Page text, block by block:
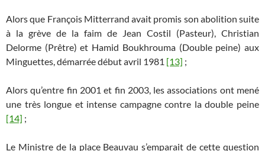
Alors que François Mitterrand avait promis son abolition suite
à la grève de la faim de Jean Costil (Pasteur), Christian
Delorme (Prêtre) et Hamid Boukhrouma (Double peine) aux
Minguettes, démarrée début avril 1981 [13] ;
Alors qu’entre fin 2001 et fin 2003, les associations ont mené
une très longue et intense campagne contre la double peine
[14] ;
Le Ministre de la place Beauvau s’emparait de cette question